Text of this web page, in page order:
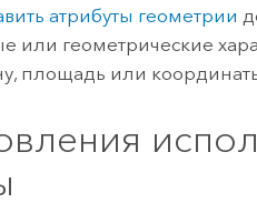
атрибуты геометрии
или геометрические
площадь или